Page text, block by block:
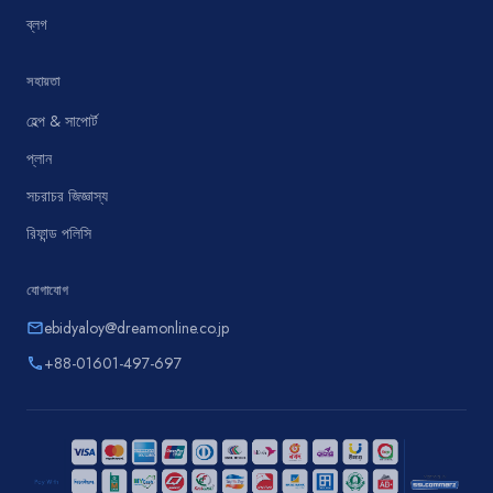
ব্লগ
সহায়তা
হেল্প & সাপোর্ট
প্লান
সচরাচর জিজ্ঞাস্য
রিফান্ড পলিসি
যোগাযোগ
emailebidyaloy@dreamonline.co.jp
phone+88-01601-497-697